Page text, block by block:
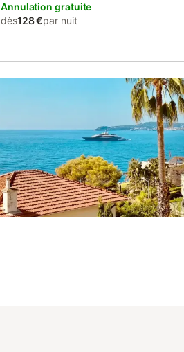
Annulation gratuite
dès128 €par nuit